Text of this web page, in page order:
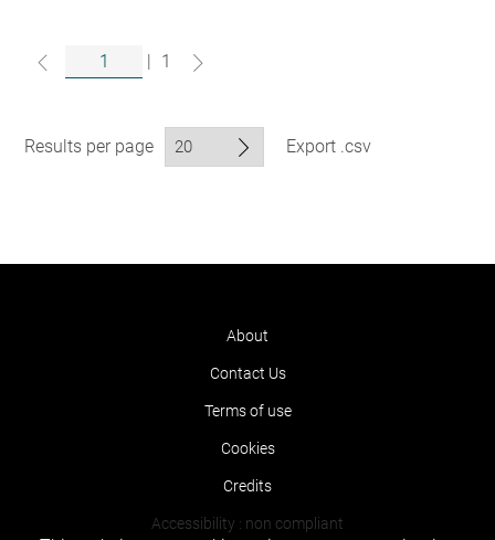
| 1
Results per page Export .csv
About
Contact Us
Terms of use
Cookies
Credits
Accessibility : non compliant